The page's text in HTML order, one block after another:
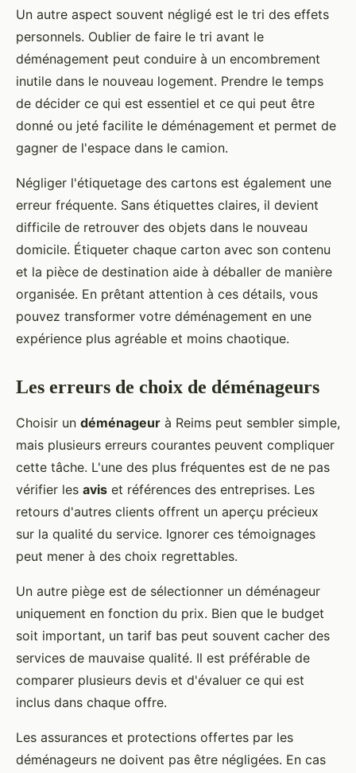
Un autre aspect souvent négligé est le tri des effets
personnels. Oublier de faire le tri avant le
déménagement peut conduire à un encombrement
inutile dans le nouveau logement. Prendre le temps
de décider ce qui est essentiel et ce qui peut être
donné ou jeté facilite le déménagement et permet de
gagner de l'espace dans le camion.
Négliger l'étiquetage des cartons est également une
erreur fréquente. Sans étiquettes claires, il devient
difficile de retrouver des objets dans le nouveau
domicile. Étiqueter chaque carton avec son contenu
et la pièce de destination aide à déballer de manière
organisée. En prêtant attention à ces détails, vous
pouvez transformer votre déménagement en une
expérience plus agréable et moins chaotique.
Les erreurs de choix de déménageurs
Choisir un déménageur à Reims peut sembler simple,
mais plusieurs erreurs courantes peuvent compliquer
cette tâche. L'une des plus fréquentes est de ne pas
vérifier les avis et références des entreprises. Les
retours d'autres clients offrent un aperçu précieux
sur la qualité du service. Ignorer ces témoignages
peut mener à des choix regrettables.
Un autre piège est de sélectionner un déménageur
uniquement en fonction du prix. Bien que le budget
soit important, un tarif bas peut souvent cacher des
services de mauvaise qualité. Il est préférable de
comparer plusieurs devis et d'évaluer ce qui est
inclus dans chaque offre.
Les assurances et protections offertes par les
déménageurs ne doivent pas être négligées. En cas